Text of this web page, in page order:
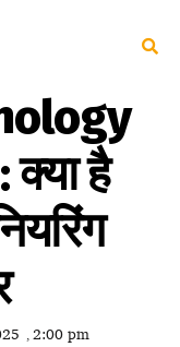
है
, 2:00 pm